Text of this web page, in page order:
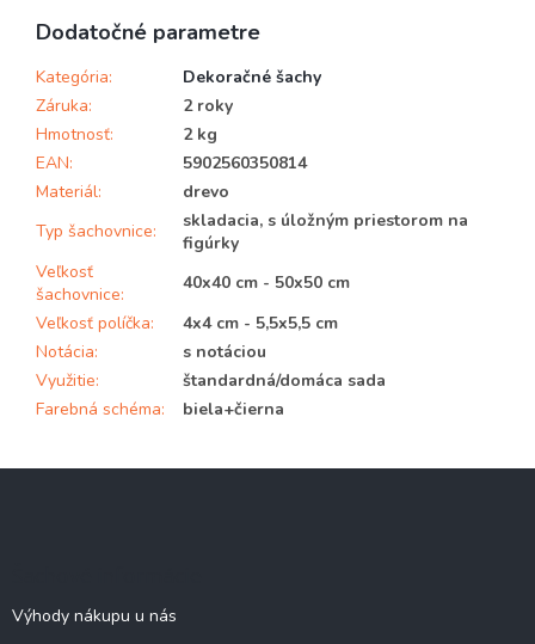
Dodatočné parametre
Kategória:
Dekoračné šachy
Záruka:
2 roky
Hmotnosť:
2 kg
EAN:
5902560350814
Materiál:
drevo
Typ šachovnice:
skladacia, s úložným priestorom na
figúrky
Veľkosť
šachovnice:
40x40 cm - 50x50 cm
Veľkosť políčka:
4x4 cm - 5,5x5,5 cm
Notácia:
s notáciou
Využitie:
štandardná/domáca sada
Farebná schéma: biela+čierna
Výhody nákupu u nás